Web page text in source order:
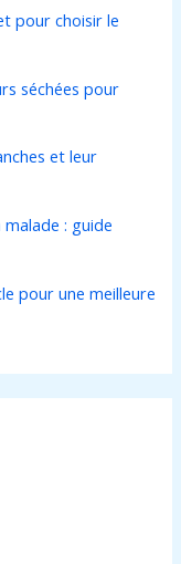
pour choisir le
séchées pour
et leur
: guide
pour une meilleure